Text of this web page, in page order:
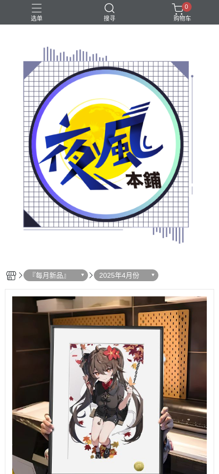
选单 搜寻
0
购物车
『每月新品』 2025年4月份